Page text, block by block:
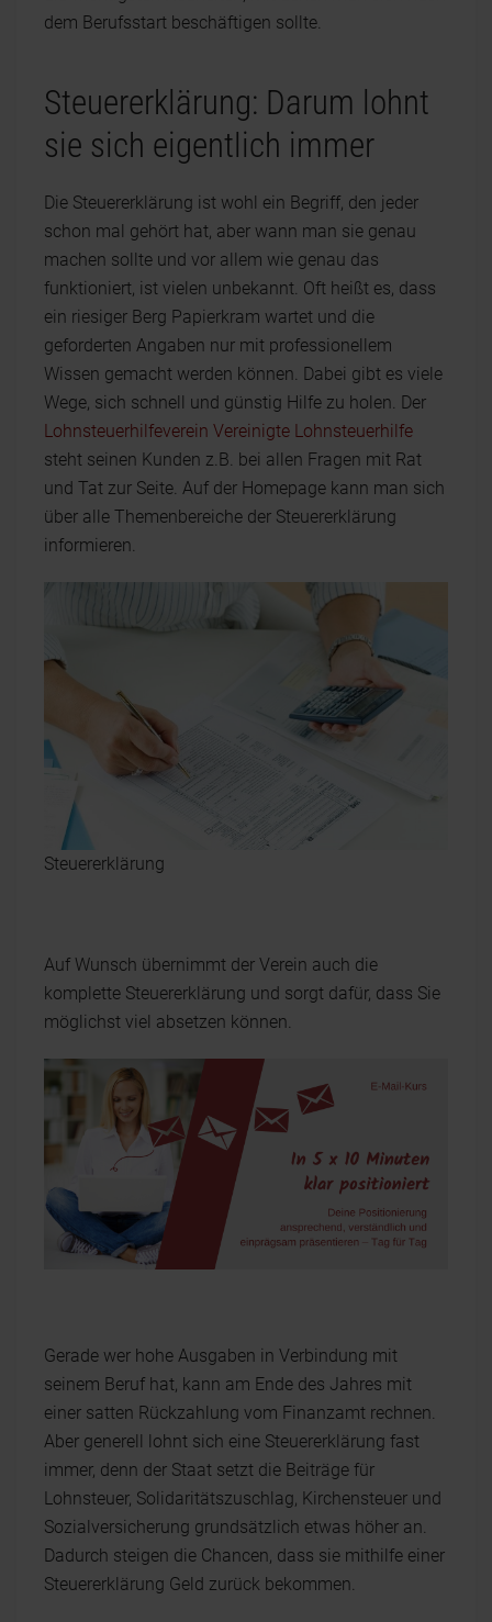
dem Berufsstart beschäftigen sollte.
Steuererklärung: Darum lohnt
sie sich eigentlich immer
Die Steuererklärung ist wohl ein Begriff, den jeder
schon mal gehört hat, aber wann man sie genau
machen sollte und vor allem wie genau das
funktioniert, ist vielen unbekannt. Oft heißt es, dass
ein riesiger Berg Papierkram wartet und die
geforderten Angaben nur mit professionellem
Wissen gemacht werden können. Dabei gibt es viele
Wege, sich schnell und günstig Hilfe zu holen. Der
Lohnsteuerhilfeverein Vereinigte Lohnsteuerhilfe
steht seinen Kunden z.B. bei allen Fragen mit Rat
und Tat zur Seite. Auf der Homepage kann man sich
über alle Themenbereiche der Steuererklärung
informieren.
Steuererklärung
Auf Wunsch übernimmt der Verein auch die
komplette Steuererklärung und sorgt dafür, dass Sie
möglichst viel absetzen können.
Gerade wer hohe Ausgaben in Verbindung mit
seinem Beruf hat, kann am Ende des Jahres mit
einer satten Rückzahlung vom Finanzamt rechnen.
Aber generell lohnt sich eine Steuererklärung fast
immer, denn der Staat setzt die Beiträge für
Lohnsteuer, Solidaritätszuschlag, Kirchensteuer und
Sozialversicherung grundsätzlich etwas höher an.
Dadurch steigen die Chancen, dass sie mithilfe einer
Steuererklärung Geld zurück bekommen.